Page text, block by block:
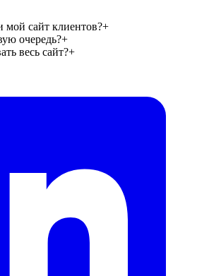
мой сайт клиентов?+
очередь?+
весь сайт?+